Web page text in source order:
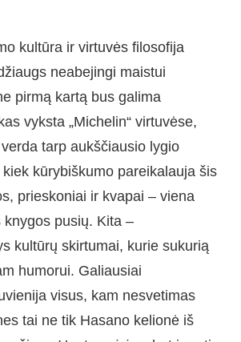
kultūra ir virtuvės filosofija
neabejingi maistui
pirmą kartą bus galima
vyksta „Michelin“ virtuvėse,
tarp aukščiausio lygio
kūrybiškumo pareikalauja šis
prieskoniai ir kvapai – viena
pusių. Kita –
kultūrų skirtumai, kurie sukurią
humorui. Galiausiai
visus, kam nesvetimas
tai ne tik Hasano kelionė iš